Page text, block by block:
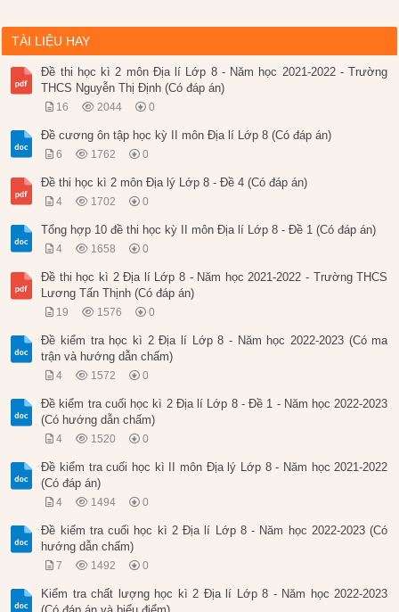
TÀI LIỆU HAY
Đề thi học kì 2 môn Địa lí Lớp 8 - Năm học 2021-2022 - Trường
THCS Nguyễn Thị Định (Có đáp án)
16 2044 0
Đề cương ôn tập học kỳ II môn Địa lí Lớp 8 (Có đáp án)
6 1762 0
Đề thi học kì 2 môn Địa lý Lớp 8 - Đề 4 (Có đáp án)
4 1702 0
Tổng hợp 10 đề thi học kỳ II môn Địa lí Lớp 8 - Đề 1 (Có đáp án)
4 1658 0
Đề thi học kì 2 Địa lí Lớp 8 - Năm học 2021-2022 - Trường THCS
Lương Tấn Thịnh (Có đáp án)
19 1576 0
Đề kiểm tra học kì 2 Địa lí Lớp 8 - Năm học 2022-2023 (Có ma
trận và hướng dẫn chấm)
4 1572 0
Đề kiểm tra cuối học kì 2 Địa lí Lớp 8 - Đề 1 - Năm học 2022-2023
(Có hướng dẫn chấm)
4 1520 0
Đề kiểm tra cuối học kì II môn Địa lý Lớp 8 - Năm học 2021-2022
(Có đáp án)
4 1494 0
Đề kiểm tra cuối học kì 2 Địa lí Lớp 8 - Năm học 2022-2023 (Có
hướng dẫn chấm)
7 1492 0
Kiểm tra chất lượng học kì 2 Địa lí Lớp 8 - Năm học 2022-2023